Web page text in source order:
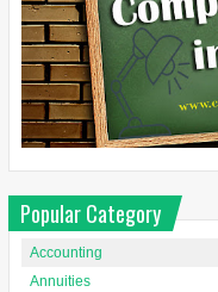
Popular Category
Accounting
Annuities